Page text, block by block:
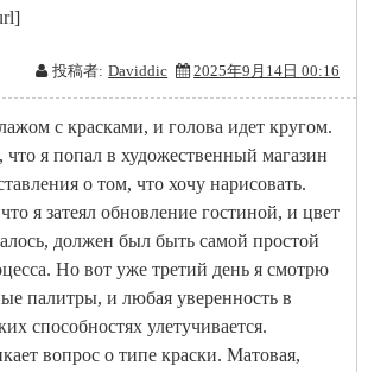
投稿者: Daviddic 2025年9月14日 00:16
с красками, и голова идет кругом.
я попал в художественный магазин
о том, что хочу нарисовать.
я затеял обновление гостиной, и цвет
должен был быть самой простой
Но вот уже третий день я смотрю
палитры, и любая уверенность в
способностях улетучивается.
вопрос о типе краски. Матовая,